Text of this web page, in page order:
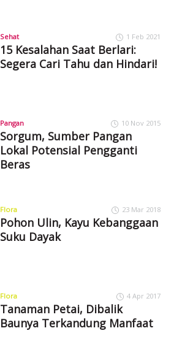
Sehat 1 Feb 2021
15 Kesalahan Saat Berlari:
Segera Cari Tahu dan Hindari!
Pangan 10 Nov 2015
Sorgum, Sumber Pangan
Lokal Potensial Pengganti
Beras
Flora 23 Mar 2018
Pohon Ulin, Kayu Kebanggaan
Suku Dayak
Flora 4 Apr 2017
Tanaman Petai, Dibalik
Baunya Terkandung Manfaat